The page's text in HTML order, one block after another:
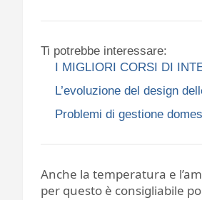
Ti potrebbe interessare:
I MIGLIORI CORSI DI
L’evoluzione del design
Problemi di gestione
Anche la temperatura e
per questo è consigliabile